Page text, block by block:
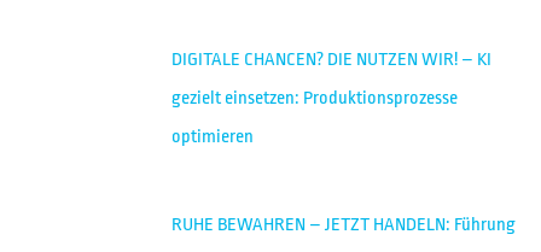
DIGITALE CHANCEN? DIE NUTZEN WIR! – KI
gezielt einsetzen: Produktionsprozesse
optimieren
RUHE BEWAHREN – JETZT HANDELN: Führung